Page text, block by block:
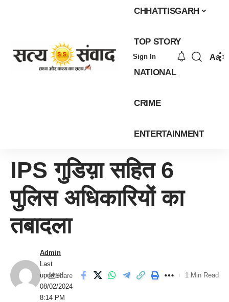
CHHATTISGARH
TOP STORY
NATIONAL
CRIME
ENTERTAINMENT
Sign In Aa
IPS गुडिय़ा सहित 6
पुलिस अधिकारियों का
तबादला
Last
updated:
08/02/2024
8:14 PM
Admin
Share 1 Min Read